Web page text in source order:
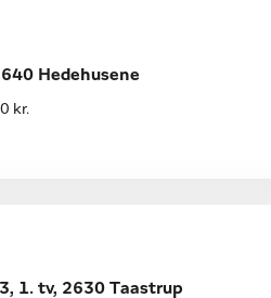
Hedehusene
kr.
1. tv, 2630 Taastrup